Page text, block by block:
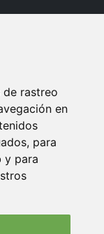
rastreo
en
para
y para
3, 01002 - Vitoria-